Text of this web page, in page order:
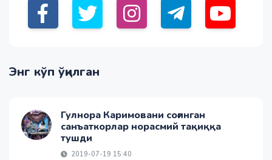
Энг кўп ўқилган
Гулнора Каримовани соғинган
санъаткорлар норасмий тақиққа
тушди
2019-07-19 15:40